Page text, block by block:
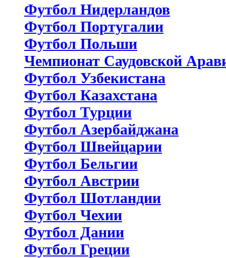
Футбол Нидерландов
Футбол Португалии
Футбол Польши
Чемпионат Саудовской
Футбол Узбекистана
Футбол Казахстана
Футбол Турции
Футбол Азербайджана
Футбол Швейцарии
Футбол Бельгии
Футбол Австрии
Футбол Шотландии
Футбол Чехии
Футбол Дании
Футбол Греции